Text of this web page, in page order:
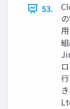
53.